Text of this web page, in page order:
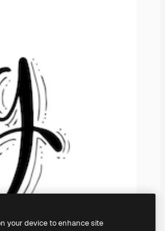
your device to enhance site